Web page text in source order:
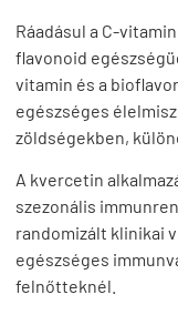
Ráadásul a C-
flavonoid
vitamin és a
egészséges
zöldségekben,
A kvercetin
szezonális
randomizált klinikai
egészséges
felnőtteknél.